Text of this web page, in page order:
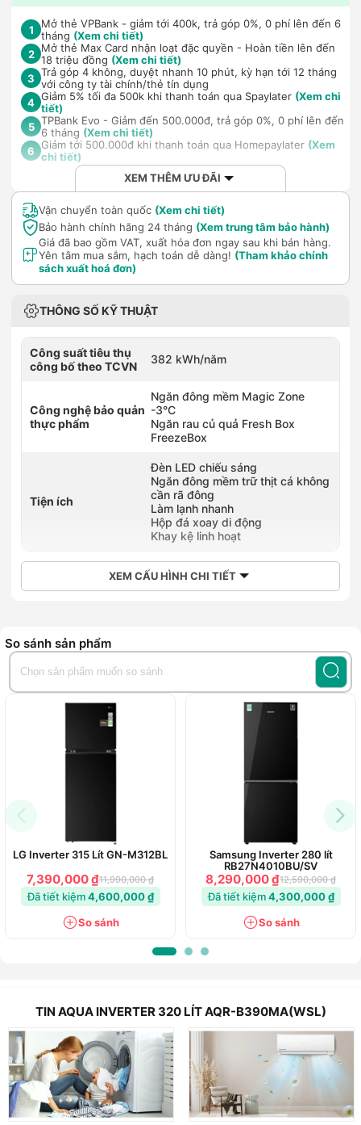
1
Mở thẻ VPBank - giảm tới 400k, trả góp 0%, 0 phí lên đến 6
tháng (Xem chi tiết)
2 Mở thẻ Max Card nhận loạt đặc quyền - Hoàn tiền lên đến
18 triệu đồng (Xem chi tiết)
3 Trả góp 4 không, duyệt nhanh 10 phút, kỳ hạn tới 12 tháng
với công ty tài chính/thẻ tín dụng
4 Giảm 5% tối đa 500k khi thanh toán qua Spaylater (Xem chi
tiết)
5 TPBank Evo - Giảm đến 500.000đ, trả góp 0%, 0 phí lên đến
6 tháng (Xem chi tiết)
6
Giảm tới 500.000đ khi thanh toán qua Homepaylater (Xem
chi tiết)
XEM THÊM ƯU ĐÃI
Vận chuyển toàn quốc (Xem chi tiết)
Bảo hành chính hãng 24 tháng (Xem trung tâm bảo hành)
Giá đã bao gồm VAT, xuất hóa đơn ngay sau khi bán hàng.
Yên tâm mua sắm, hạch toán dễ dàng! (Tham khảo chính
sách xuất hoá đơn)
THÔNG SỐ KỸ THUẬT
Công suất tiêu thụ
công bố theo TCVN
382 kWh/năm
Công nghệ bảo quản
thực phẩm
Ngăn đông mềm Magic Zone
-3°C
Ngăn rau củ quả Fresh Box
FreezeBox
Tiện ích
Đèn LED chiếu sáng
Ngăn đông mềm trữ thịt cá không
cần rã đông
Làm lạnh nhanh
Hộp đá xoay di động
Khay kệ linh hoạt
XEM CẤU HÌNH CHI TIẾT
So sánh sản phẩm
LG Inverter 315 Lít GN-M312BL
7,390,000 ₫11,990,000 ₫
Đã tiết kiệm4,600,000 ₫
So sánh
Samsung Inverter 280 lít
RB27N4010BU/SV
8,290,000 ₫12,590,000 ₫
Đã tiết kiệm4,300,000 ₫
So sánh
TIN AQUA INVERTER 320 LÍT AQR-B390MA(WSL)